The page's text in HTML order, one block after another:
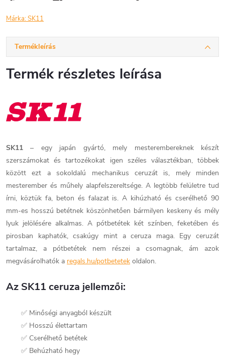
Márka:SK11
Termékleírás
Termék részletes leírása
SK11 – egy japán gyártó, mely mesterembereknek készít
szerszámokat és tartozékokat igen széles választékban, többek
között ezt a sokoldalú mechanikus ceruzát is, mely minden
mesterember és műhely alapfelszereltsége. A legtöbb felületre tud
írni, köztük fa, beton és falazat is. A kihúzható és cserélhető 90
mm-es hosszú betétnek köszönhetően bármilyen keskeny és mély
lyuk jelölésére alkalmas. A pótbetétek két színben, feketében és
pirosban kaphatók, csakúgy mint a ceruza maga. Egy ceruzát
tartalmaz, a pótbetétek nem részei a csomagnak, ám azok
megvásárolhatók a regals.hu/potbetetek oldalon.
Az SK11 ceruza jellemzői:
✅ Minőségi anyagból készült
✅ Hosszú élettartam
✅ Cserélhető betétek
✅ Behúzható hegy